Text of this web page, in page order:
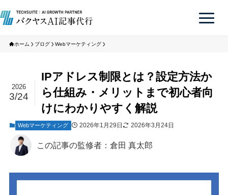
ホーム ブログ Webマーケティング
IPアドレス制限とは？設定方法か
ら仕組み・メリットまで初心者向
けにわかりやすく解説
2026
3/24
Webマーケティング 2026年1月29日 2026年3月24日
この記事の監修者：倉田 真太郎